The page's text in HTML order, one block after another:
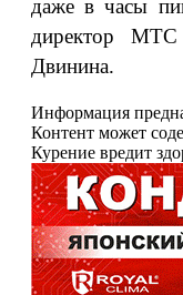
даже в часы
директор
Двинина.
Информация
Контент может
Курение вредит